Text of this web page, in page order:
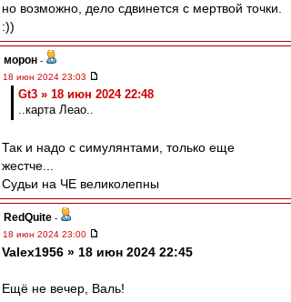
но возможно, дело сдвинется с мертвой точки.
:))
морон -
18 июн 2024 23:03
Gt3 » 18 июн 2024 22:48
..карта Леао..
Так и надо с симулянтами, только еще
жестче...
Судьи на ЧЕ великолепны
RedQuite -
18 июн 2024 23:00
Valex1956 » 18 июн 2024 22:45
Ещё не вечер, Валь!